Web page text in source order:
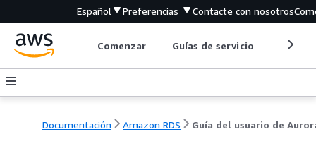
Español Preferencias Contacte con nosotros
Comenzar Guías de servicio
Documentación Amazon RDS Guía del usuario de